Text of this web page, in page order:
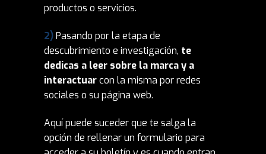
productos o servicios.
2)Pasando por la etapa de
descubrimiento e investigación, te
dedicas a leer sobre la marca y a
interactuarcon la misma por redes
sociales o su página web.
Aquí puede suceder que te salga la
opción de rellenar un formulario para